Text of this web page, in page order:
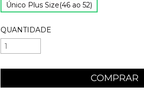
Único Plus Size(46 ao 52)
QUANTIDADE